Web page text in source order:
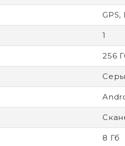
1
256
8 Гб